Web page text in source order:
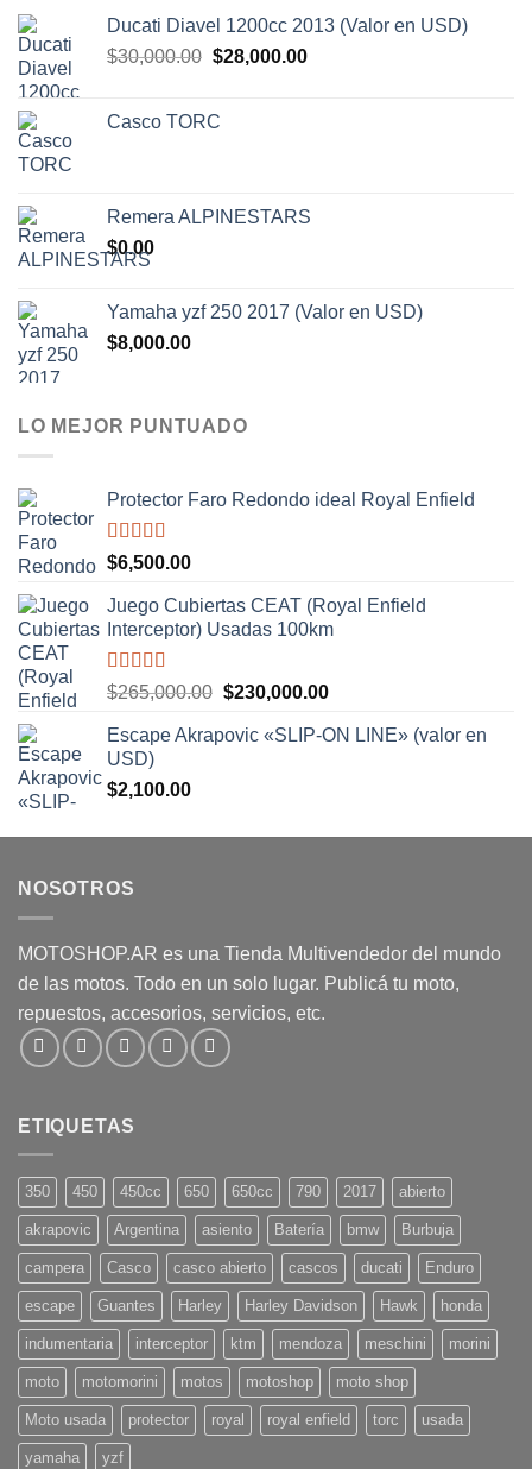
Ducati Diavel 1200cc 2013 (Valor en USD)
$30,000.00 El
era:
$28,000.00El
Casco TORC
Remera ALPINESTARS
$0.00
Yamaha yzf 250 2017 (Valor en USD)
$8,000.00
LO MEJOR PUNTUADO
Protector Faro Redondo ideal Royal Enfield
Valorado
con
5
$6,500.00
Juego Cubiertas CEAT (Royal Enfield
Interceptor) Usadas 100km
Valorado
5.00
5
$265,000.00 El
original
$230,000.00El
actual
Escape Akrapovic «SLIP-ON LINE» (valor en
USD)
$2,100.00
NOSOTROS
MOTOSHOP.AR es una Tienda Multivendedor del mundo
de las motos. Todo en un solo lugar. Publicá tu moto,
repuestos, accesorios, servicios, etc.
ETIQUETAS
350 450 450cc 650 650cc 790 2017 abierto
akrapovic Argentina asiento Batería bmw Burbuja
campera Casco casco abierto cascos ducati Enduro
escape Guantes Harley Harley Davidson Hawk honda
indumentaria interceptor ktm mendoza meschini morini
moto motomorini motos motoshop moto shop
Moto usada protector royal royal enfield torc usada
yamaha yzf